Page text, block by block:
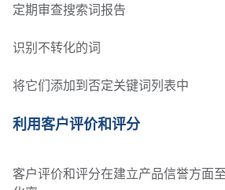
定期审查搜索词报告
识别不转化的词
将它们添加到否定关键词列表中
利用客户评价和评分
客户评价和评分在建立产品信誉方面